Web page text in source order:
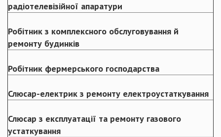
радіотелевізійної апаратури
Робітник з комплексного обслуговування й
ремонту будинків
Робітник фермерського господарства
Слюсар-електрик з ремонту електроустаткування
Слюсар з експлуатації та ремонту газового
устаткування